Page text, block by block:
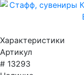
Характеристики
Артикул
# 13293